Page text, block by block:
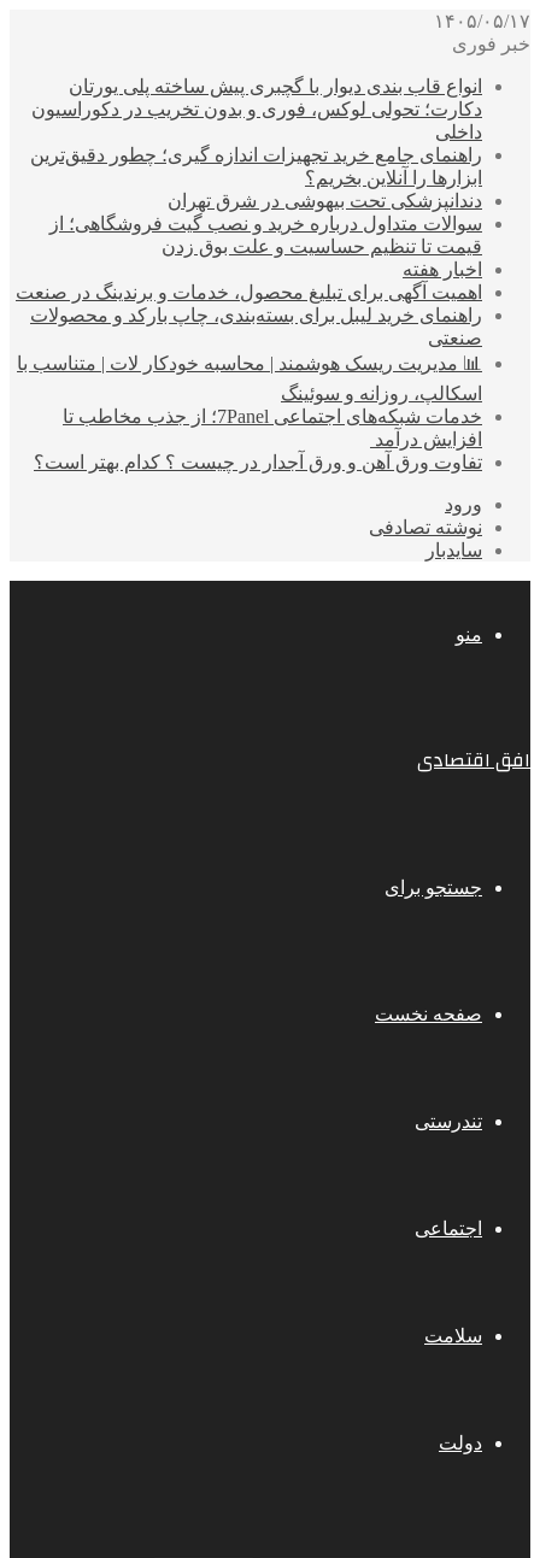
۱۴۰۵/۰۵/۱۷
خبر فوری
انواع قاب بندی دیوار با گچبری پیش ساخته پلی یورتان
دکارت؛ تحولی لوکس، فوری و بدون تخریب در دکوراسیون
داخلی
راهنمای جامع خرید تجهیزات اندازه گیری؛ چطور دقیق‌ترین
ابزارها را آنلاین بخریم؟
دندانپزشکی تحت بیهوشی در شرق تهران
سوالات متداول درباره خرید و نصب گیت فروشگاهی؛ از
قیمت تا تنظیم حساسیت و علت بوق زدن
اخبار هفته
اهمیت آگهی برای تبلیغ محصول، خدمات و برندینگ در صنعت
راهنمای خرید لیبل برای بسته‌بندی، چاپ بارکد و محصولات
صنعتی
📊 مدیریت ریسک هوشمند | محاسبه خودکار لات | متناسب با
اسکالپ، روزانه و سوئینگ
خدمات شبکه‌های اجتماعی 7Panel؛ از جذب مخاطب تا
افزایش درآمد
تفاوت ورق آهن و ورق آجدار در چیست ؟ کدام بهتر است؟
ورود
نوشته تصادفی
سایدبار
منو
افق اقتصادی
جستجو برای
صفحه نخست
تندرستی
اجتماعی
سلامت
دولت